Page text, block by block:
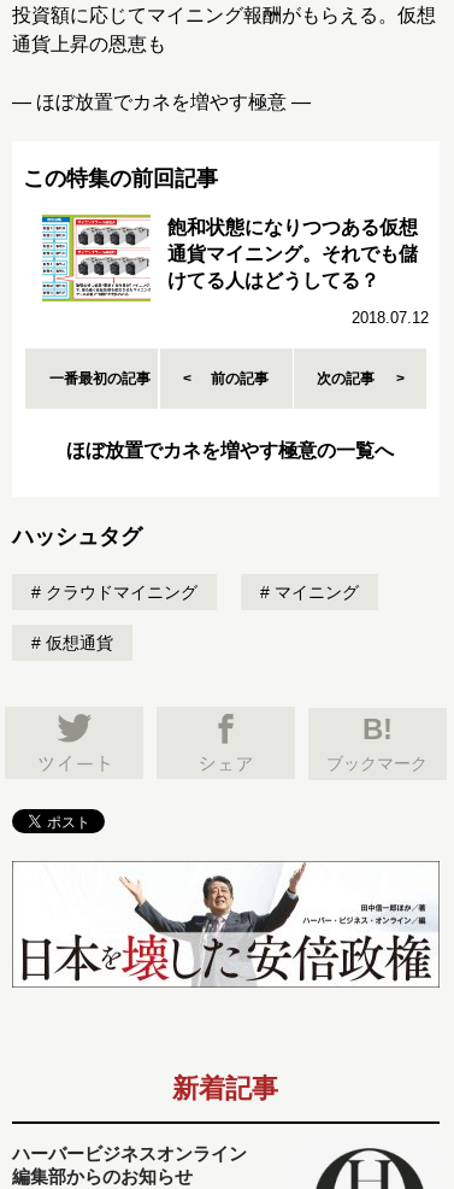
投資額に応じてマイニング報酬がもらえる。仮想
通貨上昇の恩恵も
― ほぼ放置でカネを増やす極意 ―
この特集の前回記事
飽和状態になりつつある仮想
通貨マイニング。それでも儲
けてる人はどうしてる？
2018.07.12
一番最初の記事 前の記事 次の記事
ほぼ放置でカネを増やす極意の一覧へ
ハッシュタグ
クラウドマイニング マイニング
仮想通貨
B!
ブックマーク
新着記事
ハーバービジネスオンライン
編集部からのお知らせ